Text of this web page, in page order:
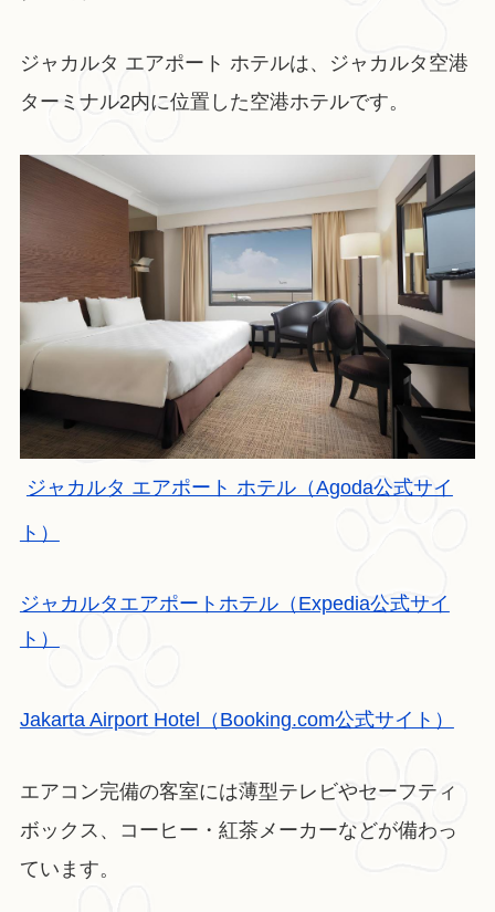
ジャカルタ エアポート ホテルは、ジャカルタ空港
ターミナル2内に位置した空港ホテルです。
ジャカルタ エアポート ホテル（Agoda公式サイ
ト）
ジャカルタエアポートホテル（Expedia公式サイ
ト）
Jakarta Airport Hotel（Booking.com公式サイト）
エアコン完備の客室には薄型テレビやセーフティ
ボックス、コーヒー・紅茶メーカーなどが備わっ
ています。